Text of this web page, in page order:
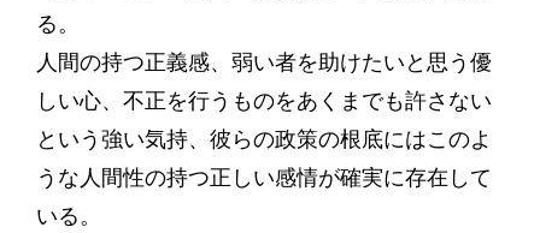
る。
人間の持つ正義感、弱い者を助けたいと思う優
しい心、不正を行うものをあくまでも許さない
という強い気持、彼らの政策の根底にはこのよ
うな人間性の持つ正しい感情が確実に存在して
いる。